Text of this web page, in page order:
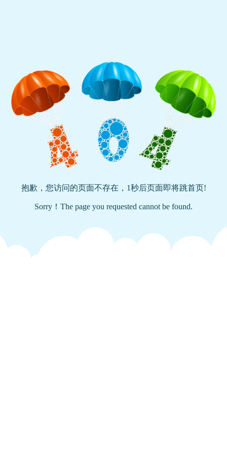
抱歉，您访问的页面不存在， 1秒后页面即将跳首页!
Sorry！The page you requested cannot be found.